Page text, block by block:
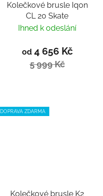
Kolečkové brusle Iqon
CL 20 Skate
Ihned k odeslání
od4 656 Kč
5 999 Kč
DOPRAVA ZDARMA
Kolečkové brusle K2